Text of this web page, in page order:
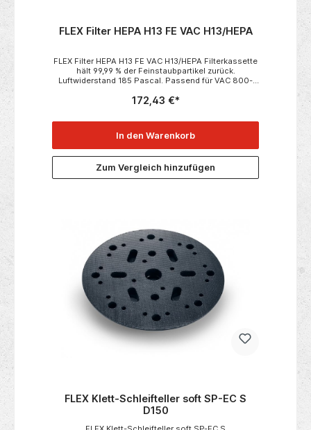
FLEX Filter HEPA H13 FE VAC H13/HEPA
FLEX Filter HEPA H13 FE VAC H13/HEPA Filterkassette
hält 99,99 % der Feinstaubpartikel zurück.
Luftwiderstand 185 Pascal. Passend für VAC 800-
800-EC• VAC 800-EC Air Protect 14 Kit Technische
172,43 €*
In den Warenkorb
Zum Vergleich hinzufügen
FLEX Klett-Schleifteller soft SP-EC S
D150